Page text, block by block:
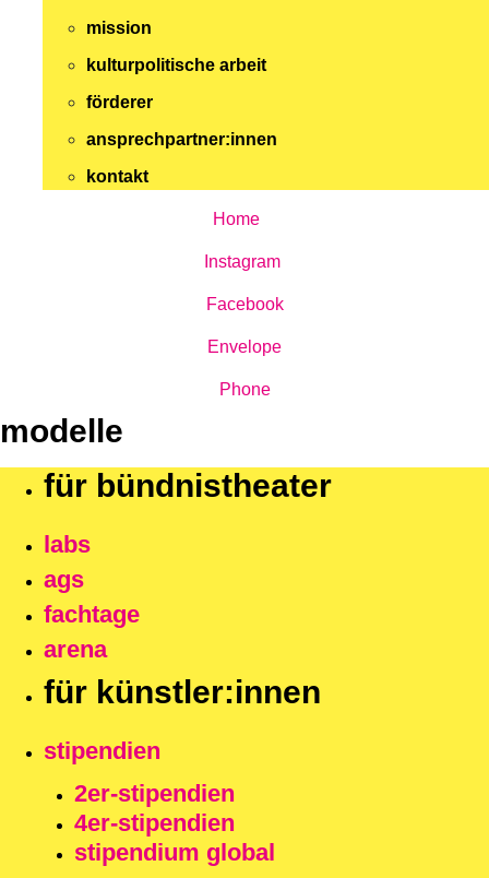
mission
kulturpolitische arbeit
förderer
ansprechpartner:innen
kontakt
Home
Instagram
Facebook
Envelope
Phone
modelle
für bündnistheater
labs
ags
fachtage
arena
für künstler:innen
stipendien
2er-stipendien
4er-stipendien
stipendium global